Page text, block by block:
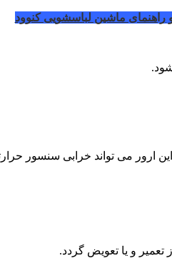
راهنمای ماشین لباسشویی کنوود
ارور می تواند خرابی سنسور
و یا تعویض گردد.